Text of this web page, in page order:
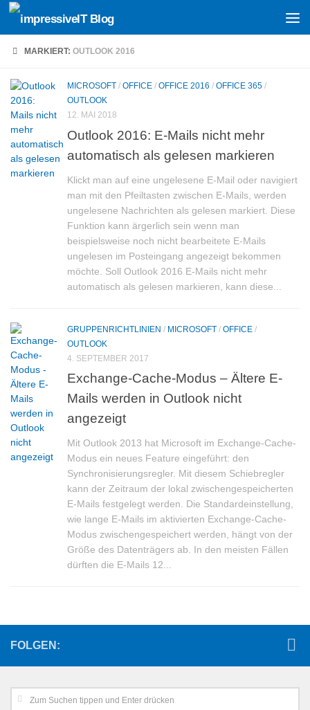
Skip to content
MARKIERT:OUTLOOK 2016
MICROSOFT / OFFICE / OFFICE 2016 / OFFICE 365 /
OUTLOOK
12. MAI 2018
Outlook 2016: E-Mails nicht mehr
automatisch als gelesen markieren
Klickt man auf eine ungelesene E-Mail oder navigiert
man mit den Pfeiltasten zwischen E-Mails, werden
ungelesene Nachrichten als gelesen markiert. Diese
Funktion kann ärgerlich sein wenn man
beispielsweise noch nicht bearbeitete E-Mails
ungelesen im Posteingang angezeigt bekommen
möchte. Soll Outlook 2016 E-Mails nicht mehr
automatisch als gelesen markieren, kann diese...
GRUPPENRICHTLINIEN / MICROSOFT / OFFICE /
OUTLOOK
4. SEPTEMBER 2017
Exchange-Cache-Modus – Ältere E-
Mails werden in Outlook nicht
angezeigt
Mit Outlook 2013 hat Microsoft im Exchange-Cache-
Modus ein neues Feature eingeführt: den
Synchronisierungsregler. Mit diesem Schiebregler
kann der Zeitraum der lokal zwischengespeicherten
E-Mails festgelegt werden. Die Standardeinstellung,
wie lange E-Mails im aktivierten Exchange-Cache-
Modus zwischengespeichert werden, hängt von der
Größe des Datenträgers ab. In den meisten Fällen
dürften die E-Mails 12...
FOLGEN: